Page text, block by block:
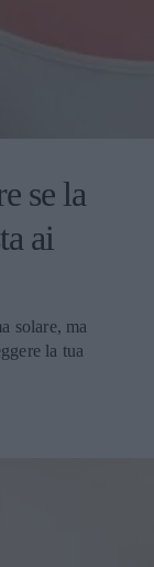
se la
ai
solare, ma
la tua